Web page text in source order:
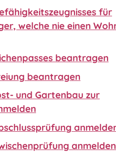
für
welche nie einen
beantragen
beantragen
und Gartenbau zur
anmelden